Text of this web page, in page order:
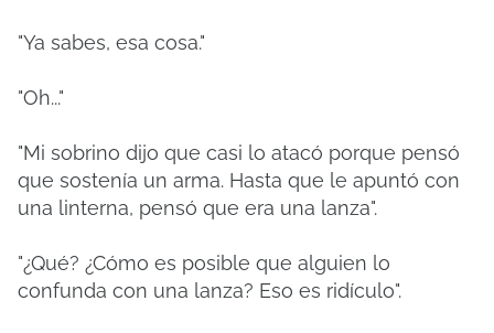
"Ya sabes, esa cosa."
"Oh..."
"Mi sobrino dijo que casi lo atacó porque pensó
que sostenía un arma. Hasta que le apuntó con
una linterna, pensó que era una lanza".
"¿Qué? ¿Cómo es posible que alguien lo
confunda con una lanza? Eso es ridículo".